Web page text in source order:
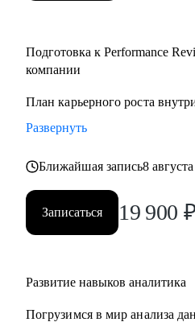
Подготовка к Performance
компании
План карьерного роста
Развернуть
Ближайшая запись8
Записаться 19 900
Развитие навыков аналитика
Погрузимся в мир анализа